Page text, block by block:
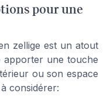
pour une
zellige est un atout
apporter une touche
ou son espace
considérer: